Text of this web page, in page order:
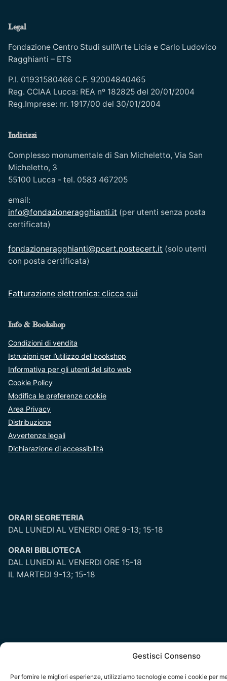
Gestisci Consenso
Per fornire le migliori esperienze, utilizziamo tecnologie come i cookie per
Legal
Fondazione Centro Studi sull’Arte Licia e Carlo Ludovico
Ragghianti – ETS
P.I. 01931580466 C.F. 92004840465
Reg. CCIAA Lucca: REA nº 182825 del 20/01/2004
Reg.Imprese: nr. 1917/00 del 30/01/2004
Indirizzi
Complesso monumentale di San Micheletto, Via San
Micheletto, 3
55100 Lucca - tel. 0583 467205
email:
info@fondazioneragghianti.it (per utenti senza posta
certificata)
fondazioneragghianti@pcert.postecert.it (solo utenti
con posta certificata)
Fatturazione elettronica: clicca qui
Info & Bookshop
Condizioni di vendita
Istruzioni per l’utilizzo del bookshop
Informativa per gli utenti del sito web
Cookie Policy
Modifica le preferenze cookie
Area Privacy
Distribuzione
Avvertenze legali
Dichiarazione di accessibilità
ORARI SEGRETERIA
DAL LUNEDI AL VENERDI ORE 9-13; 15-18
ORARI BIBLIOTECA
DAL LUNEDI AL VENERDI ORE 15-18
IL MARTEDI 9-13; 15-18